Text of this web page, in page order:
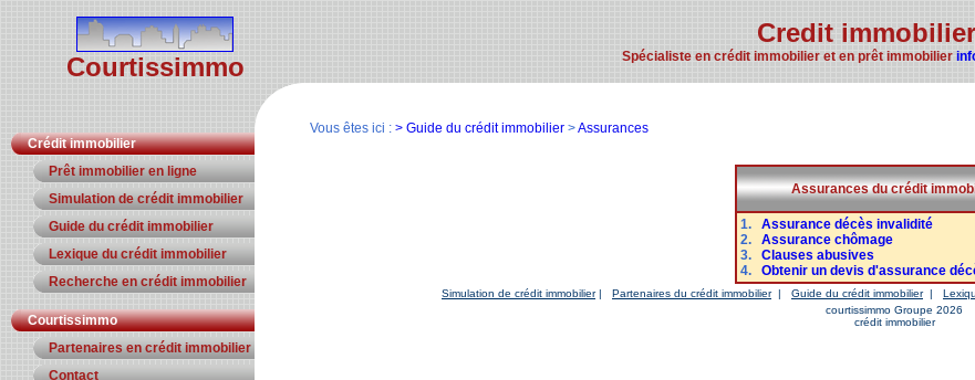
Courtissimmo
Credit immobilier
Spécialiste en crédit immobilier et en prêt immobilier
Crédit immobilier
Prêt immobilier en ligne
Simulation de crédit immobilier
Guide du crédit immobilier
Lexique du crédit immobilier
Recherche en crédit immobilier
Courtissimmo
Partenaires en crédit immobilier
Contact
Vous êtes ici : > Guide du crédit immobilier >Assurances
Assurances du crédit
1. Assurance décès invalidité
2. Assurance chômage
3. Clauses abusives
4. Obtenir un devis d'assurance
Simulation de crédit immobilier| Partenaires du crédit immobilier| Guide du crédit immobilier|
courtissimmo Groupe 2026
crédit immobilier